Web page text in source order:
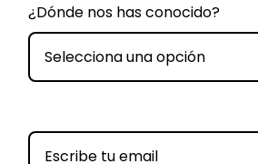
¿Dónde nos has conocido?
Selecciona una opción